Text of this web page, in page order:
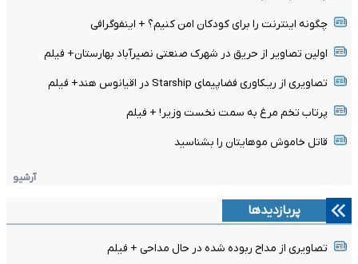
چگونه اینترنت را برای کودکان امن کنیم؟ + اینفوگرافی
اولین تصاویر از حریق در شهرک صنعتی نصیرآباد بهارستان+ فیلم
تصاویری از ریـکاوری فضاپیمای Starship در اقیانوس هند+ فیلم
پرتاب تخم مرغ به سمت نخست وزیر! + فیلم
قاتل خاموش موهایتان را بشناسید
آرشیو
پربازدیدها
تصاویری از مداح ربوده شده در حال مداحی + فیلم